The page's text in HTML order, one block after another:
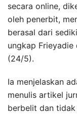
secara online,
oleh penerbit,
berasal dari
ungkap Frieyadie
(24/5).
Ia menjelaskan
menulis artikel
berbelit dan